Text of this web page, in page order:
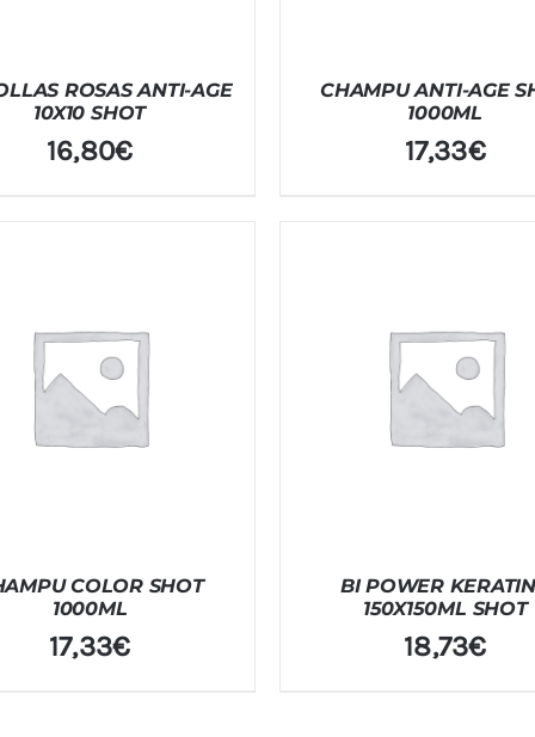
ROSAS ANTI-AGE
10X10 SHOT
16,80€
CHAMPU ANTI-AGE
1000ML
17,33€
COLOR SHOT
1000ML
17,33€
BI POWER
150X150ML SHOT
18,73€